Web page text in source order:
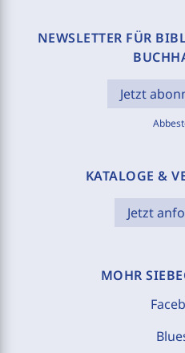
NEWSLETTER FÜR
Jetzt
KATALOGE &
Jetzt
MOHR